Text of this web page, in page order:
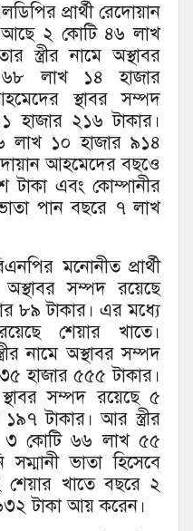
প্রার্থী রেদোয়ান
আছে ২ কোটি ৪৬ লাখ
স্ত্রীর নামে অস্থাবর
লাখ ১৪ হাজার
স্থাবর সম্পদ
২১৬ টাকার।
লাখ ১০ হাজার ৯১৪
আহমেদের বছওে
এবং কোম্পানীর
পান বছরে ৭ লাখ
মনোনীত প্রার্থী
সম্পদ রয়েছে
৮৯ টাকার। এর মধ্যে
শেয়ার খাতে।
নামে অস্থাবর সম্পদ
হাজার ৫৫৫ টাকার।
সম্পদ রয়েছে ৫
টাকার। আর স্ত্রীর
৩ কোটি ৬৬ লাখ ৫৫
ভাতা হিসেবে
খাতে বছরে ২
টাকা আয় করেন।